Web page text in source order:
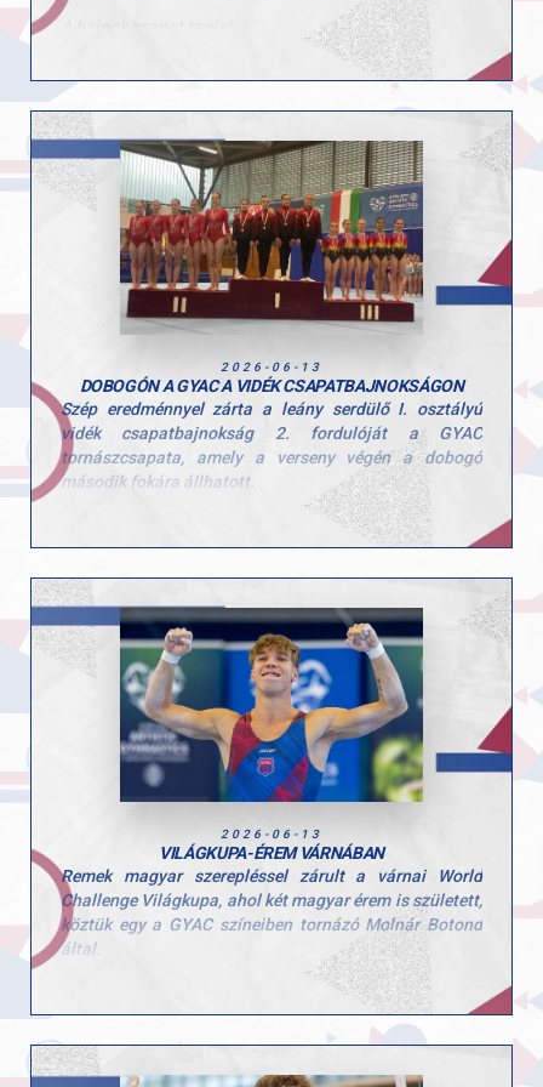
Tátrai Karolina
Zoller-Delbó Zorka
Herenkovics Rozália
Szívből gratulálunk a lányoknak a szép teljesítményhez
és a megérdemelt győzelemhez! Köszönjük edzőink
kitartó munkáját!
Felkészítő edzők: Szűcs Szonja és Kardos Botond.
2026-06-13
DOBOGÓN A GYAC A VIDÉK CSAPATBAJNOKSÁGON
Szép eredménnyel zárta a leány serdülő I. osztályú
vidék csapatbajnokság 2. fordulóját a GYAC
tornászcsapata, amely a verseny végén a dobogó
második fokára állhatott.
A csapat tagjai: Hegedűs Réka, Kovács Bianka, Kerczó
Emília, Tóth Alexandra, Linnert Zsófia.
Felkészítő edzők: Szűcs Nicoleta Lucia és Fajkusz
Csaba.
Gratulálunk a lányoknak és az edzőknek a munkához és
az elért eredményhez, csak így tovább!
2026-06-13
VILÁGKUPA-ÉREM VÁRNÁBAN
Remek magyar szerepléssel zárult a várnai World
Challenge Világkupa, ahol két magyar érem is született,
köztük egy a GYAC színeiben tornázó Molnár Botond
által.
Boti ugrásban 14.050 pontos gyakorlatával a dobogó
harmadik fokára állhatott a nemzetközi mezőnyben. A
kiváló eredményt tovább erősíti, hogy talajon is közel
volt az éremhez, ott végül a 4. helyen zárt.